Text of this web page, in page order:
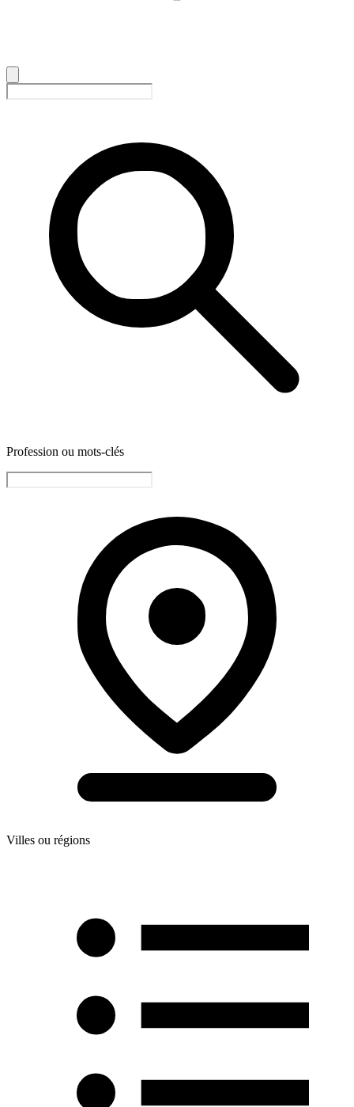
Profession ou mots-clés
Villes ou régions